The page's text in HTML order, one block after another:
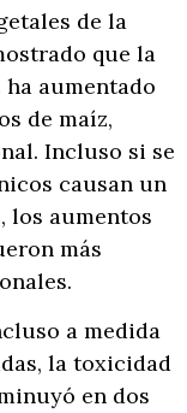
de la
que la
aumentado
de maíz,
Incluso si se
causan un
los aumentos
más
a medida
la toxicidad
en dos